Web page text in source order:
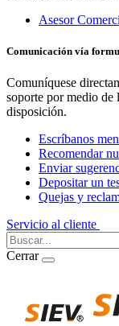
Asesor
Comunicación vía
Comuníquese
soporte por medio de
disposición.
Escríbanos
Recomendar
Enviar
Depositar un
Quejas y
Servicio al cliente
Cerrar